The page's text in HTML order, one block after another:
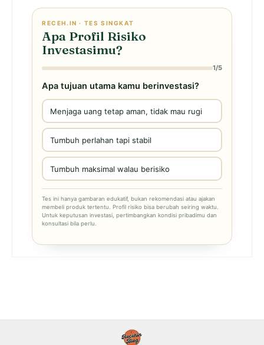
RECEH.IN · TES SINGKAT
Apa Profil Risiko
Investasimu?
1/5
Apa tujuan utama kamu berinvestasi?
Menjaga uang tetap aman, tidak mau rugi
Tumbuh perlahan tapi stabil
Tumbuh maksimal walau berisiko
Tes ini hanya gambaran edukatif, bukan rekomendasi atau ajakan
membeli produk tertentu. Profil risiko bisa berubah seiring waktu.
Untuk keputusan investasi, pertimbangkan kondisi pribadimu dan
konsultasi bila perlu.